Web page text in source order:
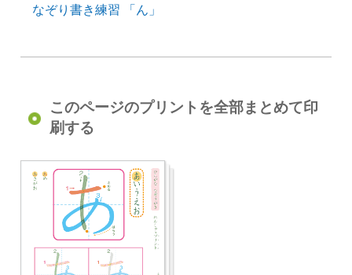
なぞり書き練習 「ん」
このページのプリントを全部まとめて印
刷する